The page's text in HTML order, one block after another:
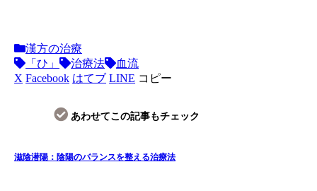
漢方の治療
「ひ」
治療法
血流
X Facebook はてブ LINE コピー
あわせてこの記事もチェック
滋陰潜陽：陰陽のバランスを整える治療法